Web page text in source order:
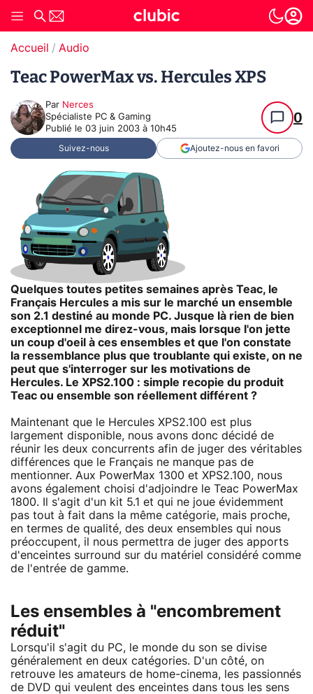
Accueil Audio
Teac PowerMax vs. Hercules XPS
Par Nerces
Spécialiste PC & Gaming
Publié le 03 juin 2003 à 10h45
0
Suivez-nous Ajoutez-nous en favori
Quelques toutes petites semaines après Teac, le
Français Hercules a mis sur le marché un ensemble
son 2.1 destiné au monde PC. Jusque là rien de bien
exceptionnel me direz-vous, mais lorsque l'on jette
un coup d'oeil à ces ensembles et que l'on constate
la ressemblance plus que troublante qui existe, on ne
peut que s'interroger sur les motivations de
Hercules. Le XPS2.100 : simple recopie du produit
Teac ou ensemble son réellement différent ?
Maintenant que le Hercules XPS2.100 est plus
largement disponible, nous avons donc décidé de
réunir les deux concurrents afin de juger des véritables
différences que le Français ne manque pas de
mentionner. Aux PowerMax 1300 et XPS2.100, nous
avons également choisi d'adjoindre le Teac PowerMax
1800. Il s'agit d'un kit 5.1 et qui ne joue évidemment
pas tout à fait dans la même catégorie, mais proche,
en termes de qualité, des deux ensembles qui nous
préoccupent, il nous permettra de juger des apports
d'enceintes surround sur du matériel considéré comme
de l'entrée de gamme.
Les ensembles à "encombrement
réduit"
Lorsqu'il s'agit du PC, le monde du son se divise
généralement en deux catégories. D'un côté, on
retrouve les amateurs de home-cinema, les passionnés
de DVD qui veulent des enceintes dans tous les sens